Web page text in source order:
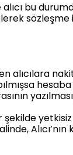
bu
sözleşme